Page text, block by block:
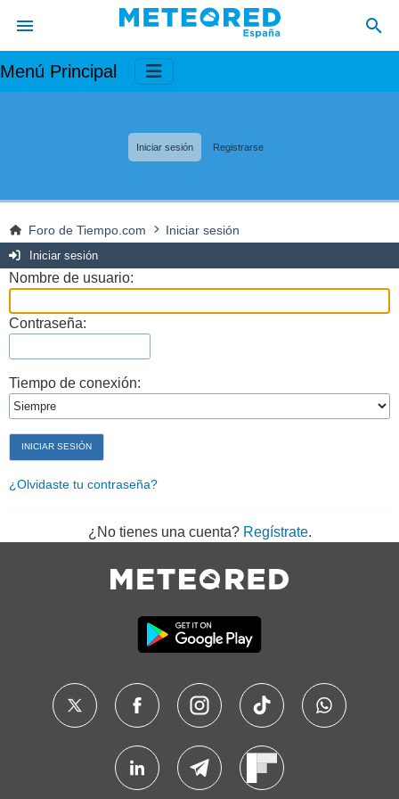
Menú Principal
Iniciar sesión Registrarse
Foro de Tiempo.com Iniciar sesión
Iniciar sesión
Nombre de usuario:
Contraseña:
Tiempo de conexión:
¿Olvidaste tu contraseña?
¿No tienes una cuenta? Regístrate.